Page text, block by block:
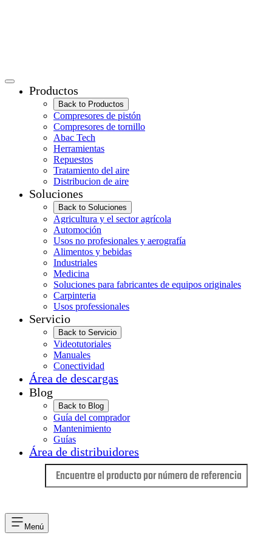
Productos
Back to Productos
Compresores de pistón
Compresores de tornillo
Abac Tech
Herramientas
Repuestos
Tratamiento del aire
Distribucion de aire
Soluciones
Back to Soluciones
Agricultura y el sector agrícola
Automoción
Usos no profesionales y aerografía
Alimentos y bebidas
Industriales
Medicina
Soluciones para fabricantes de equipos originales
Carpinteria
Usos professionales
Servicio
Back to Servicio
Videotutoriales
Manuales
Conectividad
Área de descargas
Blog
Back to Blog
Guía del comprador
Mantenimiento
Guías
Área de distribuidores
Menú